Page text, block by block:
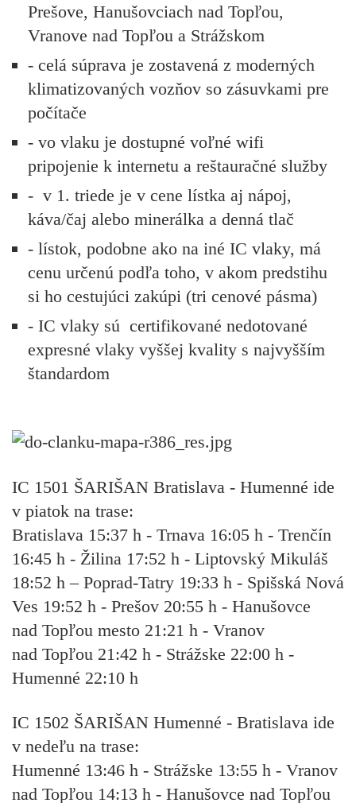
Prešove, Hanušovciach nad Topľou,
Vranove nad Topľou a Strážskom
- celá súprava je zostavená z moderných
klimatizovaných vozňov so zásuvkami pre
počítače
- vo vlaku je dostupné voľné wifi
pripojenie k internetu a reštauračné služby
- v 1. triede je v cene lístka aj nápoj,
káva/čaj alebo minerálka a denná tlač
- lístok, podobne ako na iné IC vlaky, má
cenu určenú podľa toho, v akom predstihu
si ho cestujúci zakúpi (tri cenové pásma)
- IC vlaky sú certifikované nedotované
expresné vlaky vyššej kvality s najvyšším
štandardom
IC 1501 ŠARIŠAN Bratislava - Humenné ide
v piatok na trase:
Bratislava 15:37 h - Trnava 16:05 h - Trenčín
16:45 h - Žilina 17:52 h - Liptovský Mikuláš
18:52 h – Poprad-Tatry 19:33 h - Spišská Nová
Ves 19:52 h - Prešov 20:55 h - Hanušovce
nad Topľou mesto 21:21 h - Vranov
nad Topľou 21:42 h - Strážske 22:00 h -
Humenné 22:10 h
IC 1502 ŠARIŠAN Humenné - Bratislava ide
v nedeľu na trase:
Humenné 13:46 h - Strážske 13:55 h - Vranov
nad Topľou 14:13 h - Hanušovce nad Topľou